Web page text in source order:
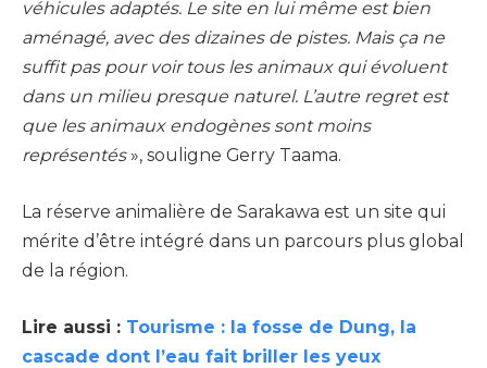
véhicules adaptés. Le site en lui même est bien
aménagé, avec des dizaines de pistes. Mais ça ne
suffit pas pour voir tous les animaux qui évoluent
dans un milieu presque naturel. L’autre regret est
que les animaux endogènes sont moins
représentés», souligne Gerry Taama.
La réserve animalière de Sarakawa est un site qui
mérite d’être intégré dans un parcours plus global
de la région.
Lire aussi : Tourisme : la fosse de Dung, la
cascade dont l’eau fait briller les yeux